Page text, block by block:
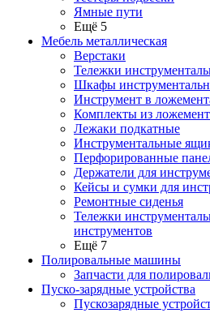
Ямные пути
Ещё 5
Мебель металлическая
Верстаки
Тележки
Шкафы
Инструмент в
Комплекты из
Лежаки подкатные
Инструментальные
Перфорированные
Держатели для
Кейсы и сумки для
Ремонтные сиденья
Тележки
инструментов
Ещё 7
Полировальные машины
Запчасти для
Пуско-зарядные устройства
Пускозарядные